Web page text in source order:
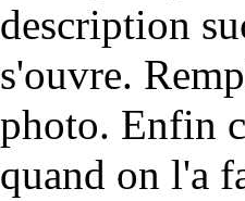
description
s'ouvre.
photo. Enfin
quand on l'a